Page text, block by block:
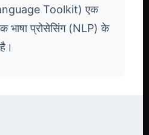
Toolkit) एक
भाषा प्रोसेसिंग (NLP) के